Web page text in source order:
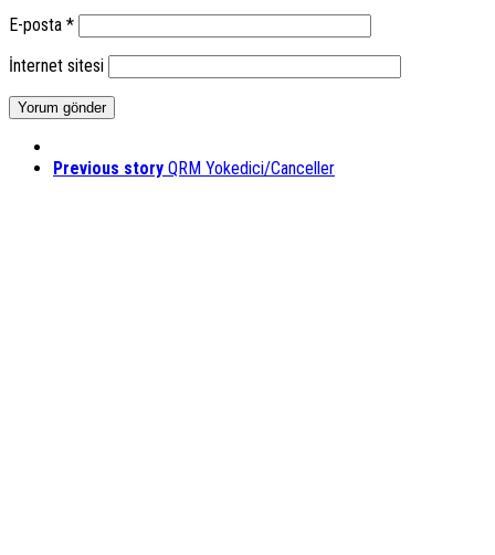
E-posta *
İnternet sitesi
Previous story QRM Yokedici/Canceller